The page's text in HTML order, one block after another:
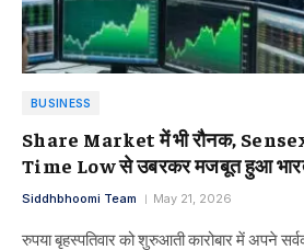
BUSINESS
Share Market में भी रौनक,
Time Low से उबरकर मजबूत हुआ
Siddhbhoomi Team May 21, 2026
रुपया बृहस्पतिवार को शुरुआती कारोबार में अपने